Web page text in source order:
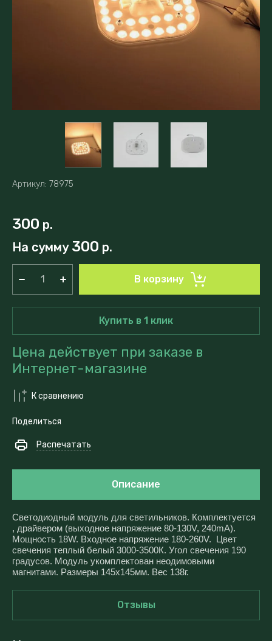
Артикул: 78975
300 р.
На сумму 300 р.
В корзину
Купить в 1 клик
Цена действует при заказе в
Интернет-магазине
К сравнению
Поделиться
Распечатать
Описание
Светодиодный модуль для светильников. Комплектуется
, драйвером (выходное напряжение 80-130V, 240mA).
Мощность 18W. Входное напряжение 180-260V. Цвет
свечения теплый белый 3000-3500К. Угол свечения 190
градусов. Модуль укомплектован неодимовыми
магнитами. Размеры 145x145мм. Вес 138г.
Отзывы